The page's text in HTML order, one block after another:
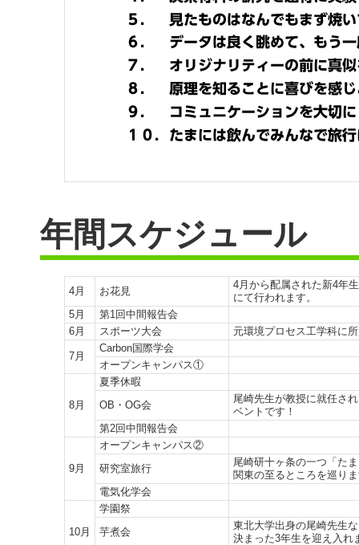
年間スケジュール
4月 お花見
4月から配属された新4年
にて行われます。
5月
第1回中間報告会
6月
スポーツ大会 元環境プロセス工学科に
7月
Carbon国際学会
オープンキャンパス①
8月
夏季休暇
OB・OG会
尾崎先生が教授に就任さ
ベントです！
第2回中間報告会
9月
オープンキャンパス②
研究室旅行
尾崎研十ヶ条の一つ「た
関東の至るところを巡り
電気化学会
10月
学園祭
芋煮会
東北大学出身の尾崎先生
決まった3年生を迎え入れ